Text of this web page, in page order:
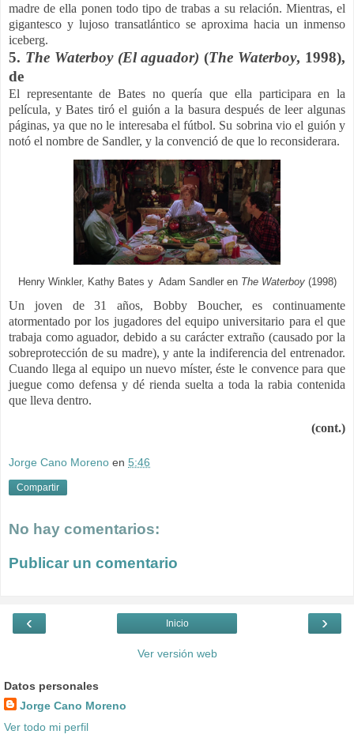
madre de ella ponen todo tipo de trabas a su relación. Mientras, el
gigantesco y lujoso transatlántico se aproxima hacia un inmenso
iceberg.
5. The Waterboy (El aguador)(The Waterboy, 1998),
de
El representante de Bates no quería que ella participara en la
película, y Bates tiró el guión a la basura después de leer algunas
páginas, ya que no le interesaba el fútbol. Su sobrina vio el guión y
notó el nombre de Sandler, y la convenció de que lo reconsiderara.
Henry Winkler, Kathy Bates y Adam Sandler en The Waterboy(1998)
Un joven de 31 años, Bobby Boucher, es continuamente
atormentado por los jugadores del equipo universitario para el que
trabaja como aguador, debido a su carácter extraño (causado por la
sobreprotección de su madre), y ante la indiferencia del entrenador.
Cuando llega al equipo un nuevo míster, éste le convence para que
juegue como defensa y dé rienda suelta a toda la rabia contenida
que lleva dentro.
(cont.)
Jorge Cano Moreno en 5:46
Compartir
No hay comentarios:
Publicar un comentario
‹ ›
Inicio
Ver versión web
Datos personales
Jorge Cano Moreno
Ver todo mi perfil